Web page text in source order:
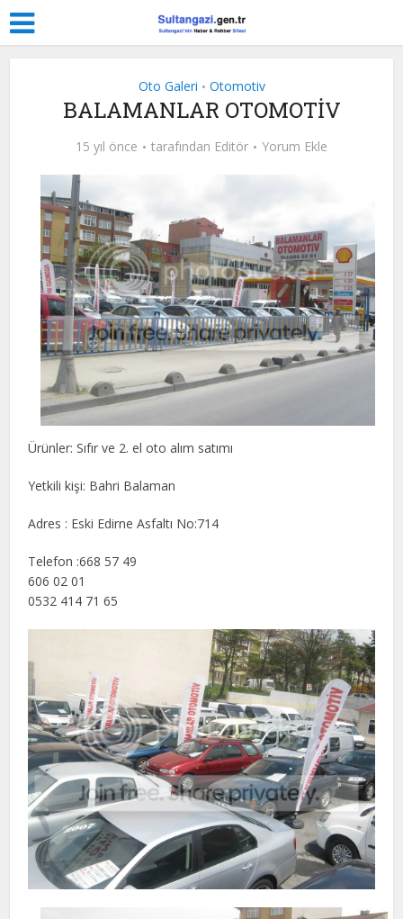
Oto Galeri • Otomotiv
BALAMANLAR OTOMOTİV
15 yıl önce tarafından Editör Yorum Ekle
Ürünler: Sıfır ve 2. el oto alım satımı
Yetkili kişi: Bahri Balaman
Adres : Eski Edirne Asfaltı No:714
Telefon :668 57 49
606 02 01
0532 414 71 65